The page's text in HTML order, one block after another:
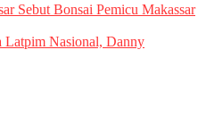
Sebut Bonsai Pemicu Makassar
Latpim Nasional, Danny